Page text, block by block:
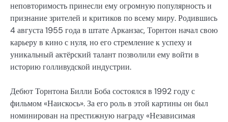
неповторимость принесли ему огромную популярность и
признание зрителей и критиков по всему миру. Родившись
4 августа 1955 года в штате Арканзас, Торнтон начал свою
карьеру в кино с нуля, но его стремление к успеху и
уникальный актёрский талант позволили ему войти в
историю голливудской индустрии.
Дебют Торнтона Билли Боба состоялся в 1992 году с
фильмом «Наискось». За его роль в этой картины он был
номинирован на престижную награду «Независимая